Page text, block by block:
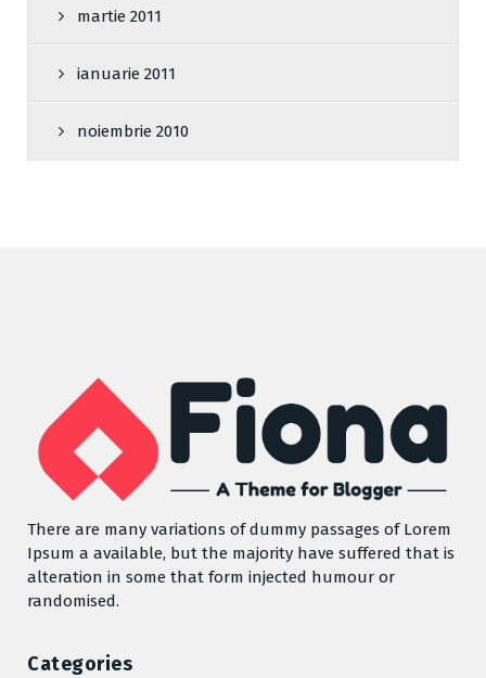
martie 2011
ianuarie 2011
noiembrie 2010
There are many variations of dummy passages of Lorem
Ipsum a available, but the majority have suffered that is
alteration in some that form injected humour or
randomised.
Categories